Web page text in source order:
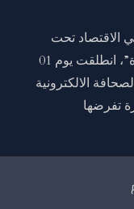
الاقتصاد تحت
شعار “نافذة على اقتصاد الجزائر الجديدة”، انطلقت يوم 01
الصحافة الالكترونية
تفرضها